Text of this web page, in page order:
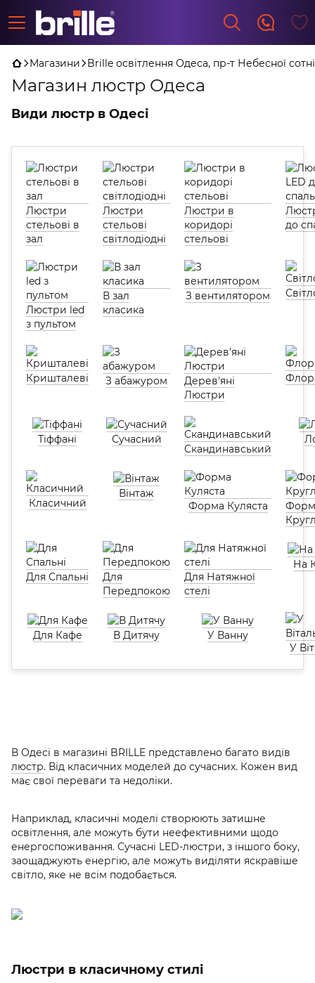
Магазини Brille освітлення Одеса, пр-т Небесної сотні,
Магазин люстр Одеса
Види люстр в Одесі
Люстри
стельові в
зал
Люстри
стельові
світлодіодні
Люстри в
коридорі
стельові
до
Люстри led
з пультом
В зал
класика
З вентилятором
Кришталеві З абажуром
Дерев'яні
Люстри
Тіффані
Сучасний
Скандинавський
Класичний
Вінтаж
Форма Куляста
Для Спальні
Для
Передпокою
Для Натяжної
стелі
На
Для Кафе В Дитячу
У Ванну
У
В Одесі в магазині BRILLE представлено багато видів
люстр. Від класичних моделей до сучасних. Кожен вид
має свої переваги та недоліки.
Наприклад, класичні моделі створюють затишне
освітлення, але можуть бути неефективними щодо
енергоспоживання. Сучасні LED-люстри, з іншого боку,
заощаджують енергію, але можуть виділяти яскравіше
світло, яке не всім подобається.
Люстри в класичному стилі